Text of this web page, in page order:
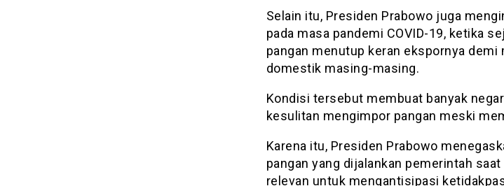
Selain itu, Presiden Prabowo juga
pada masa pandemi COVID-19, ketika
pangan menutup keran ekspornya demi
domestik masing-masing.
Kondisi tersebut membuat banyak
kesulitan mengimpor pangan meski
Karena itu, Presiden Prabowo
pangan yang dijalankan pemerintah
relevan untuk mengantisipasi